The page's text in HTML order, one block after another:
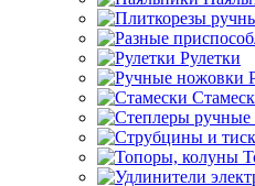
Рулетки